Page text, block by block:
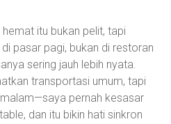
itu bukan pelit, tapi
pasar pagi, bukan di restoran
sering jauh lebih nyata.
transportasi umum, tapi
pernah kesasar
dan itu bikin hati sinkron